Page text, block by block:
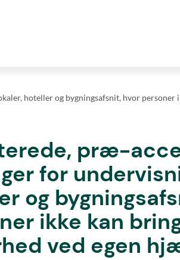
hoteller og bygningsafsnit, hvor personer
præ-
for
og
ikke kan
ved egen